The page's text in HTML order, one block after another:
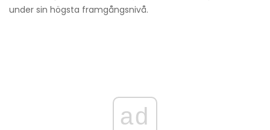
under sin högsta framgångsnivå.
ad